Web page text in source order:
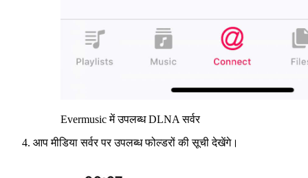
Evermusic में उपलब्ध DLNA सर्वर
आप मीडिया सर्वर पर उपलब्ध फोल्डरों की सूची देखेंगे।